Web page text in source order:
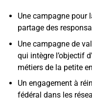
Une campagne pour
partage des
Une campagne de
qui intègre l’objectif
métiers de la petite
Un engagement à
fédéral dans les